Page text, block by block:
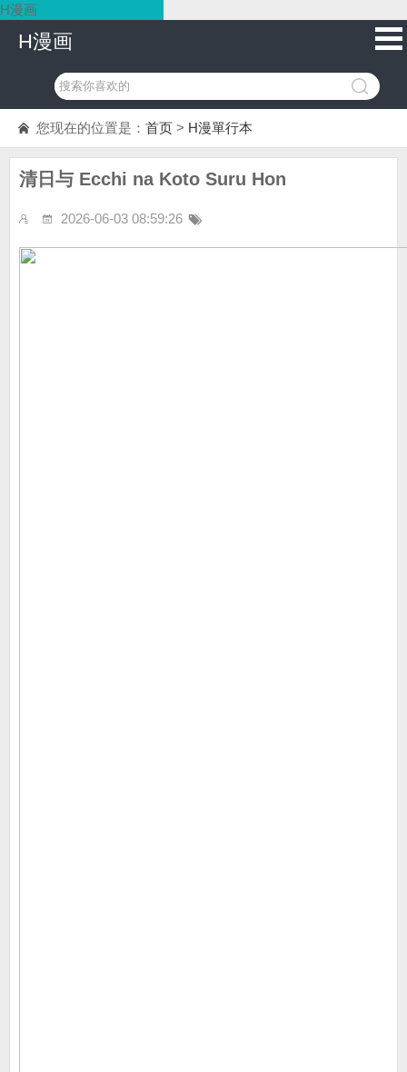
H漫画
H漫画
您现在的位置是： 首页 > H漫單行本
清日与 Ecchi na Koto Suru Hon
2026-06-03 08:59:26